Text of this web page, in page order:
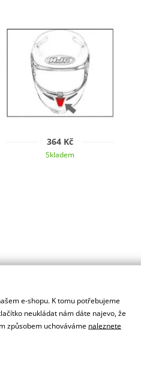
364 Kč
Skladem
Výrobce
Model od
e-shopu. K tomu potřebujeme
neukládat nám dáte najevo, že
způsobem uchováváme naleznete